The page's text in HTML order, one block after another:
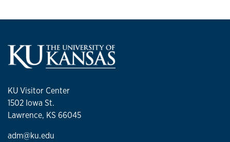
KU Visitor Center
1502 Iowa St.
Lawrence, KS 66045
adm@ku.edu